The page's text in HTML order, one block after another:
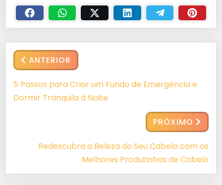
ANTERIOR
5 Passos para Criar um Fundo de Emergência e
Dormir Tranquila à Noite
PRÓXIMO
Redescubra a Beleza do Seu Cabelo com os
Melhores Produtinhos de Cabelo